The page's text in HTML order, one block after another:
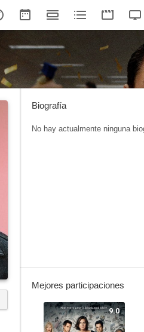
Biografía
No hay actualmente ninguna
Mejores participaciones
9.0